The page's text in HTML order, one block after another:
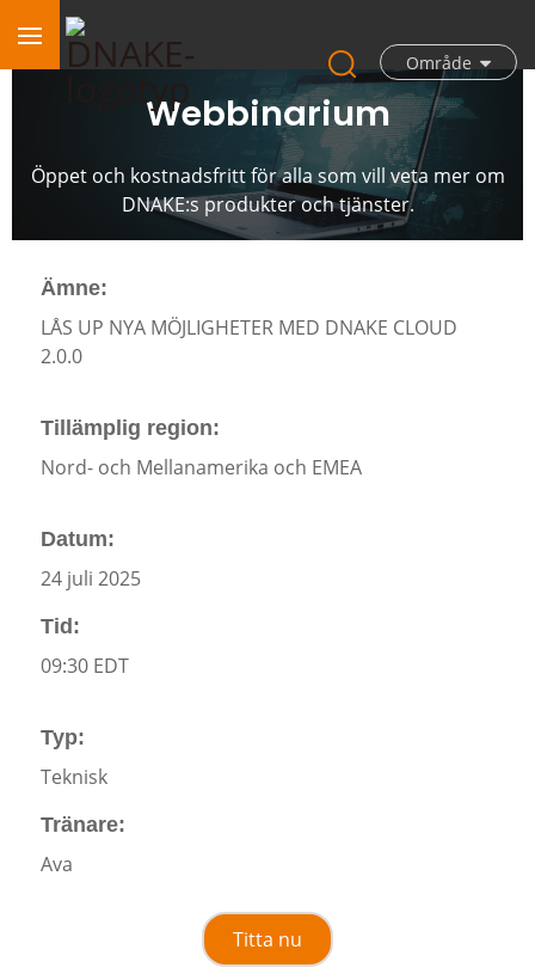
Område
Webbinarium
Öppet och kostnadsfritt för alla som vill veta mer om
DNAKE:s produkter och tjänster.
Ämne:
LÅS UP NYA MÖJLIGHETER MED DNAKE CLOUD
2.0.0
Tillämplig region:
Nord- och Mellanamerika och EMEA
Datum:
24 juli 2025
Tid:
09:30 EDT
Typ:
Teknisk
Tränare:
Ava
Titta nu